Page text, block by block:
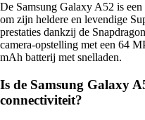
De Samsung Galaxy A52 is
om zijn heldere en levendige
prestaties dankzij de
camera-opstelling met een 64
mAh batterij met snelladen.
Is de Samsung Galaxy
connectiviteit?